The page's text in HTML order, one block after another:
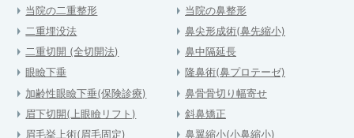
当院の二重整形
二重埋没法
二重切開 (全切開法)
眼瞼下垂
加齢性眼瞼下垂(保険診療)
眉下切開(上眼瞼リフト)
眉毛挙上術(眉毛固定)
当院の鼻整形
鼻尖形成術(鼻先縮小)
鼻中隔延長
隆鼻術(鼻プロテーゼ)
鼻骨骨切り幅寄せ
斜鼻矯正
鼻翼縮小(小鼻縮小)